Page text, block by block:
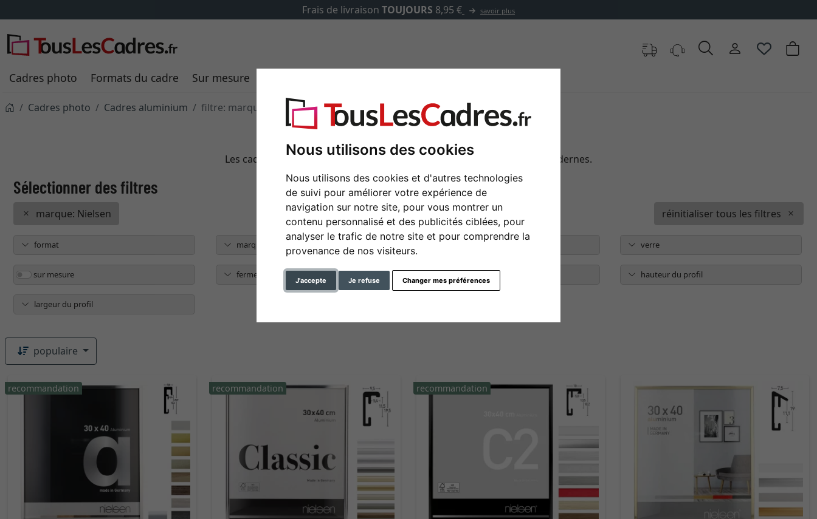
Nous utilisons des cookies
Nous utilisons des cookies et d'autres technologies
de suivi pour améliorer votre expérience de
navigation sur notre site, pour vous montrer un
contenu personnalisé et des publicités ciblées, pour
analyser le trafic de notre site et pour comprendre la
provenance de nos visiteurs.
J'accepte Je refuse Changer mes préférences
✓500 000 articles au choix
Cadres photo Formats du cadre Sur mesure
Cadres photo Cadres aluminium filtre: marque: Nielsen
Les cadres photo en aluminium sont souvent à la fois intemporels et modernes.
réinitialiser tous les filtres
marque: Nielsen
format marque couleur verre
sur mesure fermeture sur le support arrière ligne de produits hauteur du profil
largeur du profil
populaire
recommandation recommandation recommandation